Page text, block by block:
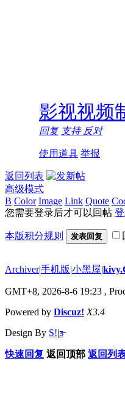
影视视频
回复 支持 反对
使用道具 举报
返回列表
高级模式
B Color Image Link Quote
您需要登录后才可以回帖
本版积分规则 发表回复
Archiver|手机版|小黑屋|
GMT+8, 2026-8-6 19:23 ,
Powered by Discuz! X3.4
Design By S!|ƽ̶
快速回复 返回顶部 返回列